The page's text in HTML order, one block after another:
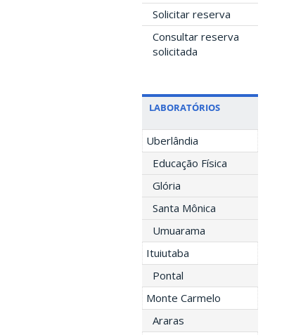
Solicitar reserva
Consultar reserva
solicitada
LABORATÓRIOS
Uberlândia
Educação Física
Glória
Santa Mônica
Umuarama
Ituiutaba
Pontal
Monte Carmelo
Araras